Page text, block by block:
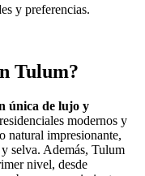
y preferencias.
Tulum?
única de lujo y
modernos y
natural impresionante,
y selva. Además, Tulum
nivel, desde